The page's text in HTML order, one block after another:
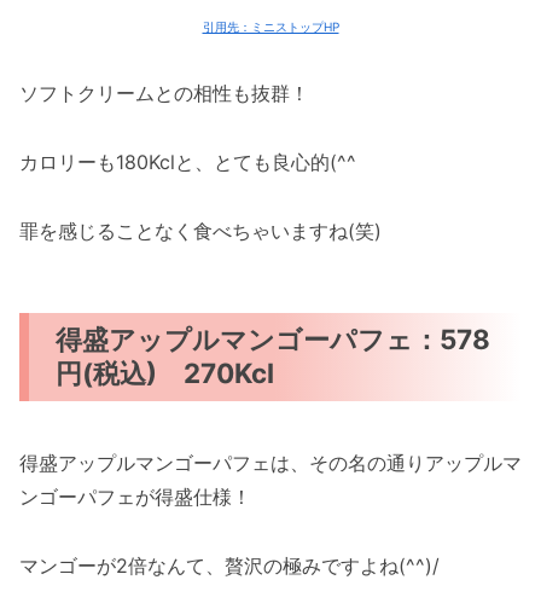
引用先：ミニストップHP
ソフトクリームとの相性も抜群！
カロリーも180Kclと、とても良心的(^^ゞ
罪を感じることなく食べちゃいますね(笑)
得盛アップルマンゴーパフェ：578
円(税込) 270Kcl
得盛アップルマンゴーパフェは、その名の通りアップルマ
ンゴーパフェが得盛仕様！
マンゴーが2倍なんて、贅沢の極みですよね(^^)/